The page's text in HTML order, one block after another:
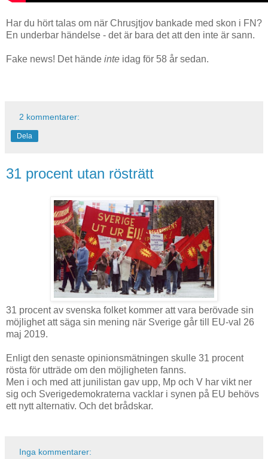
Har du hört talas om när Chrusjtjov bankade med skon i FN?
En underbar händelse - det är bara det att den inte är sann.
Fake news! Det hände inte idag för 58 år sedan.
2 kommentarer:
Dela
31 procent utan rösträtt
31 procent av svenska folket kommer att vara berövade sin
möjlighet att säga sin mening när Sverige går till EU-val 26
maj 2019.
Enligt den senaste opinionsmätningen skulle 31 procent
rösta för utträde om den möjligheten fanns.
Men i och med att junilistan gav upp, Mp och V har vikt ner
sig och Sverigedemokraterna vacklar i synen på EU behövs
ett nytt alternativ. Och det brådskar.
Inga kommentarer: